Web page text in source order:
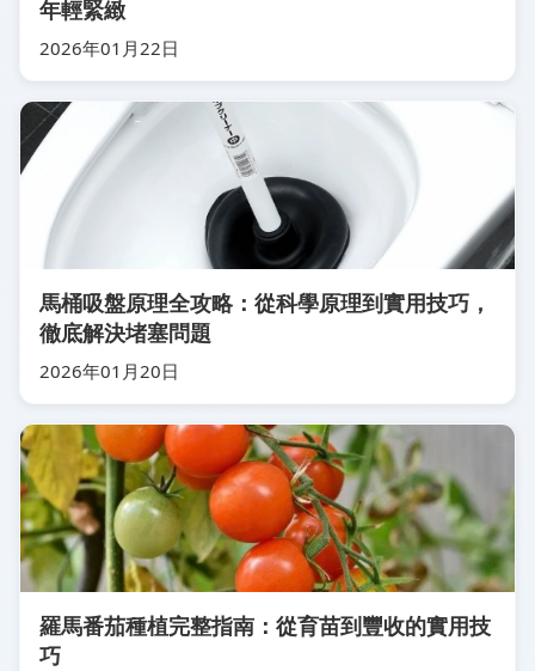
年輕緊緻
2026年01月22日
馬桶吸盤原理全攻略：從科學原理到實用技巧，
徹底解決堵塞問題
2026年01月20日
羅馬番茄種植完整指南：從育苗到豐收的實用技
巧